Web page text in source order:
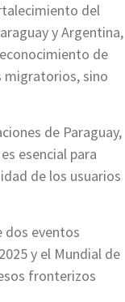
del
y Argentina,
de
migratorios, sino
de Paraguay,
esencial para
de los usuarios
dos eventos
y el Mundial de
fronterizos